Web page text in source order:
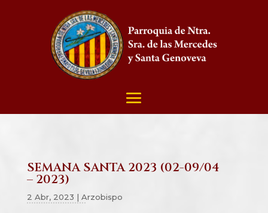
SEMANA SANTA 2023 (02-09/04
– 2023)
2 Abr, 2023 | Arzobispo